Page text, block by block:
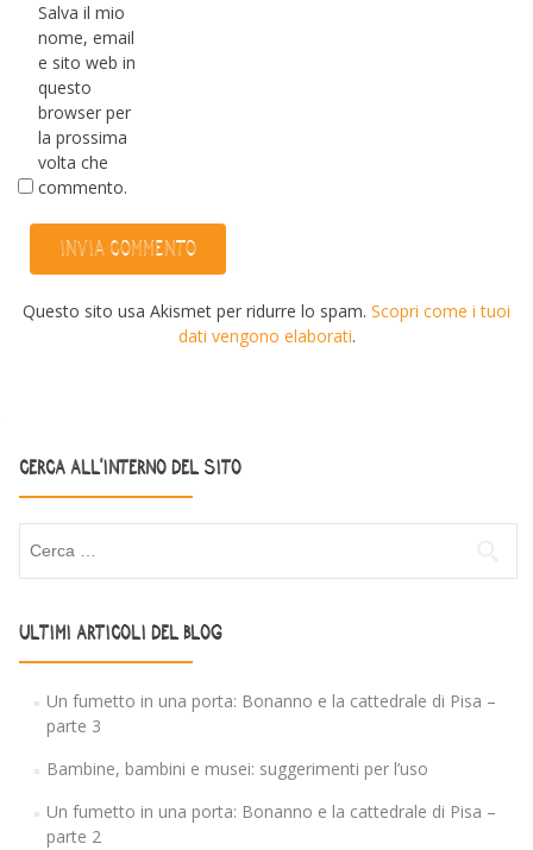
Salva il mio
nome, email
e sito web in
questo
browser per
la prossima
volta che
commento.
Questo sito usa Akismet per ridurre lo spam. Scopri come i tuoi
dati vengono elaborati.
CERCA ALL’INTERNO DEL SITO
ULTIMI ARTICOLI DEL BLOG
Un fumetto in una porta: Bonanno e la cattedrale di Pisa –
parte 3
Bambine, bambini e musei: suggerimenti per l’uso
Un fumetto in una porta: Bonanno e la cattedrale di Pisa –
parte 2